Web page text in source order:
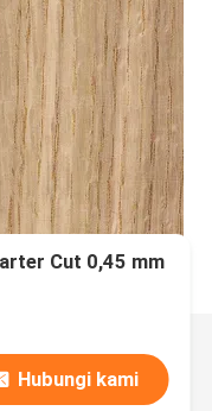
Cut 0,45 mm
Hubungi kami